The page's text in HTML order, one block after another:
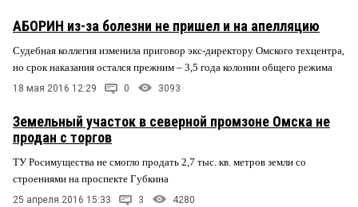
АБОРИН из-за болезни не пришел и на апелляцию
Судебная коллегия изменила приговор экс-директору Омского техцентра,
но срок наказания остался прежним – 3,5 года колонии общего режима
18 мая 2016 12:29 0 3093
Земельный участок в северной промзоне Омска не
продан с торгов
ТУ Росимущества не смогло продать 2,7 тыс. кв. метров земли со
строениями на проспекте Губкина
25 апреля 2016 15:33 3 4280